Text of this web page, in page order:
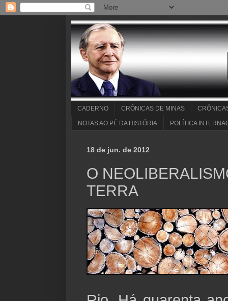
CADERNO CRÔNICAS DE MINAS
NOTAS AO PÉ DA HISTÓRIA POLÍTICA
18 de jun. de 2012
O
TERRA